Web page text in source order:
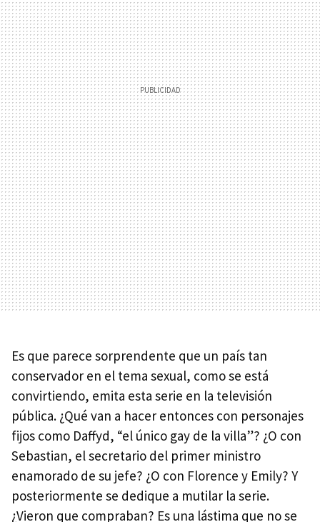
Es que parece sorprendente que un país tan
conservador en el tema sexual, como se está
convirtiendo, emita esta serie en la televisión
pública. ¿Qué van a hacer entonces con personajes
fijos como Daffyd, “el único gay de la villa”? ¿O con
Sebastian, el secretario del primer ministro
enamorado de su jefe? ¿O con Florence y Emily? Y
posteriormente se dedique a mutilar la serie.
¿Vieron que compraban? Es una lástima que no se